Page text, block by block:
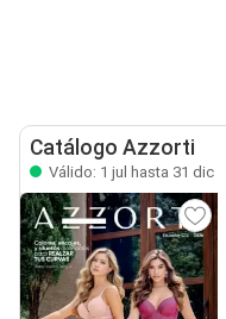
Catálogo Azzorti
Válido: 1 jul hasta 31 dic